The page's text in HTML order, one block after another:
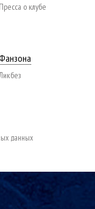
Пресса о клубе
данных